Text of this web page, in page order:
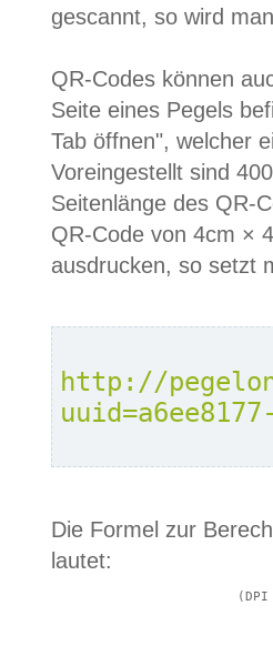
gescannt, so wird
QR-Codes können
Seite eines Pegels
Tab öffnen", welcher
Voreingestellt sind
Seitenlänge des QR-
QR-Code von 4cm ×
ausdrucken, so setzt
http://
Die Formel zur
lautet: